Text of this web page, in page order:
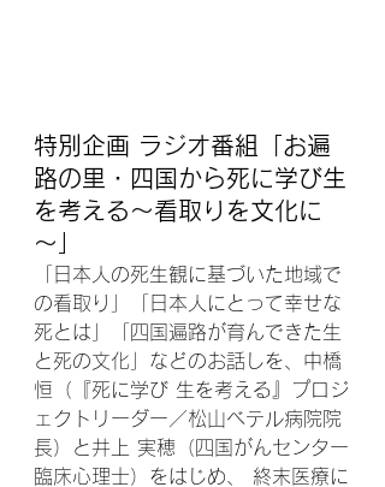
特別企画 ラジオ番組「 お遍
路の里・四国から死に学び生
を考える～看取りを文化に
～
「日本人の死生観に基づいた地域で
の看取り」「日本人にとって幸せな
死とは」「四国遍路が育んできた生
と死の文化」などのお話しを、中橋
恒（『死に学び 生を考える』プロジ
ェクトリーダー／松山ベテル病院院
長）と井上 実穂（四国がんセンター
臨床心理士）をはじめ、 終末医療に